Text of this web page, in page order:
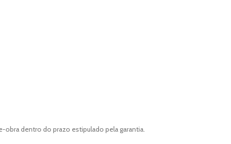
dentro do prazo estipulado pela garantia.